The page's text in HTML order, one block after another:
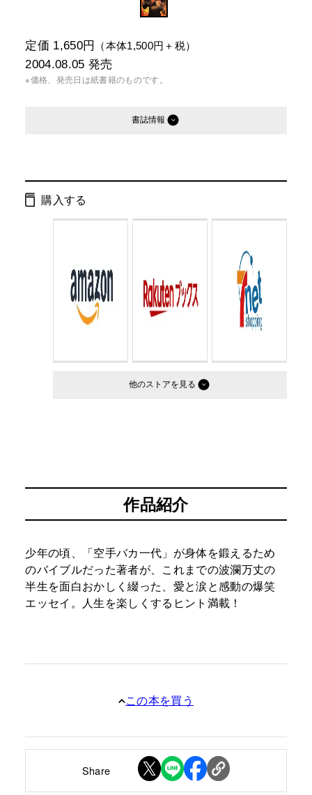
定価 1,650円 （本体1,500円＋税）
2004.08.05 発売
※価格、発売日は紙書籍のものです。
書誌情報
ISBN： 9784344006584
判型：
購入する
他のストア
作品紹介
少年の頃、「空手バカ一代」が身体を鍛えるため
のバイブルだった著者が、これまでの波瀾万丈の
半生を面白おかしく綴った、愛と涙と感動の爆笑
エッセイ。人生を楽しくするヒント満載！
この本を買う
Share